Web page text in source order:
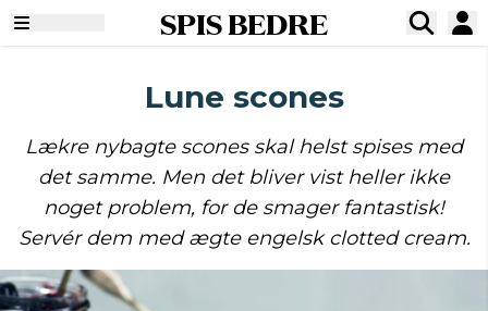
SPIS BEDRE
Lune scones
Lækre nybagte scones skal helst spises med
det samme. Men det bliver vist heller ikke
noget problem, for de smager fantastisk!
Servér dem med ægte engelsk clotted cream.